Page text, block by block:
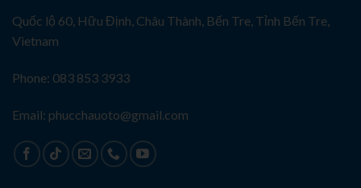
Quốc lộ 60, Hữu Định, Châu Thành, Bến Tre, Tỉnh Bến Tre,
Vietnam
Phone: 083 853 3933
Email: phucchauoto@gmail.com